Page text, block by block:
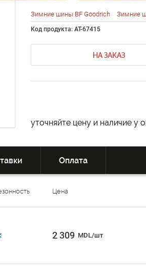
Зимние шины BF Goodrich Зимние
Код продукта: AT-67415
НА ЗАКАЗ
уточняйте цену и наличие у
Оплата
Цена
2 309 MDL/шт